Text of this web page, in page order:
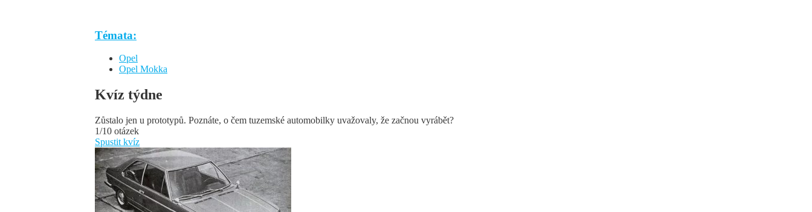
Témata:
Opel
Opel Mokka
Kvíz týdne
Zůstalo jen u prototypů. Poznáte, o čem tuzemské automobilky uvažovaly, že začnou vyrábět?
1/10 otázek
Spustit kvíz